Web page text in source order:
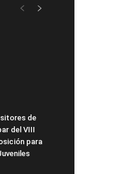
de
del VIII
para